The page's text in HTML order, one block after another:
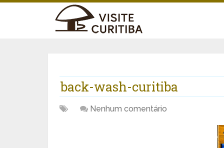
back-wash-curitiba
Nenhum comentário